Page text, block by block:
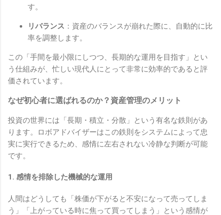
す。
リバランス ：資産のバランスが崩れた際に、自動的に比
率を調整します。
この「手間を最小限にしつつ、長期的な運用を目指す」とい
う仕組みが、忙しい現代人にとって非常に効率的であると評
価されています。
なぜ初心者に選ばれるのか？資産管理のメリット
投資の世界には「長期・積立・分散」という有名な鉄則があ
ります。ロボアドバイザーはこの鉄則をシステムによって忠
実に実行できるため、感情に左右されない冷静な判断が可能
です。
1. 感情を排除した機械的な運用
人間はどうしても「株価が下がると不安になって売ってしま
う」「上がっている時に焦って買ってしまう」という感情が